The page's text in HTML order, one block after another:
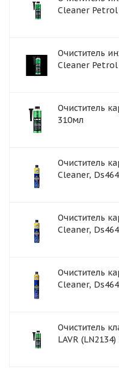
Cleaner
Очиститель
Cleaner Petrol
Очиститель
310мл
Очиститель
Cleaner,
Очиститель
Cleaner,
Очиститель
Cleaner,
Очиститель
LAVR